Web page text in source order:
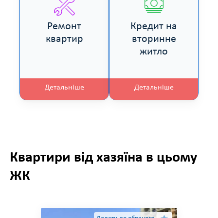
Ремонт
квартир
Детальніше
Кредит на
вторинне
житло
Детальніше
Квартири від хазяїна в цьому
ЖК